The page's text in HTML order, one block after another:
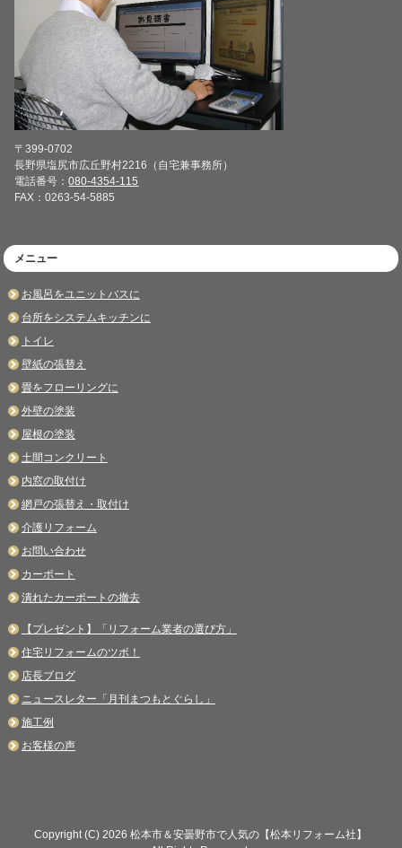
〒399-0702
長野県塩尻市広丘野村2216（自宅兼事務所）
電話番号：080-4354-115
FAX：0263-54-5885
メニュー
お風呂をユニットバスに
台所をシステムキッチンに
トイレ
壁紙の張替え
畳をフローリングに
外壁の塗装
屋根の塗装
土間コンクリート
内窓の取付け
網戸の張替え・取付け
介護リフォーム
お問い合わせ
カーポート
潰れたカーポートの撤去
【プレゼント】「リフォーム業者の選び方」
住宅リフォームのツボ！
店長ブログ
ニュースレター「月刊まつもとぐらし」
施工例
お客様の声
Copyright (C) 2026 松本市＆安曇野市で人気の【松本リフォーム社】